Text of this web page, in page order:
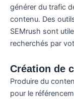
générer du trafic
contenu. Des
SEMrush sont
recherchés par
Création de
Produire du
pour le